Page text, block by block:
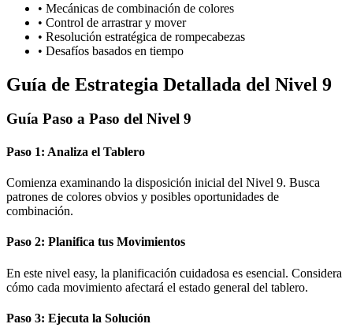
• Mecánicas de combinación de colores
• Control de arrastrar y mover
• Resolución estratégica de rompecabezas
• Desafíos basados en tiempo
Guía de Estrategia Detallada del Nivel 9
Guía Paso a Paso del Nivel 9
Paso 1: Analiza el Tablero
Comienza examinando la disposición inicial del Nivel 9. Busca
patrones de colores obvios y posibles oportunidades de
combinación.
Paso 2: Planifica tus Movimientos
En este nivel easy, la planificación cuidadosa es esencial. Considera
cómo cada movimiento afectará el estado general del tablero.
Paso 3: Ejecuta la Solución